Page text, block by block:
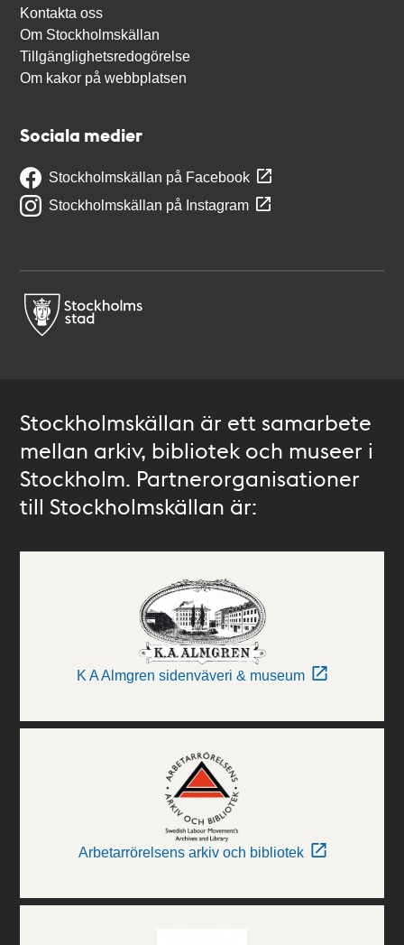
Kontakta oss
Om Stockholmskällan
Tillgänglighetsredogörelse
Om kakor på webbplatsen
Sociala medier
Stockholmskällan på Facebook
Stockholmskällan på Instagram
Stockholmskällan är ett samarbete
mellan arkiv, bibliotek och museer i
Stockholm. Partnerorganisationer
till Stockholmskällan är:
K A Almgren sidenväveri & museum
Arbetarrörelsens arkiv och bibliotek